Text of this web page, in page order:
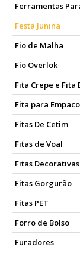
Ferramentas
Festa Junina
Fio de Malha
Fio Overlok
Fita Crepe e Fita
Fita para
Fitas De Cetim
Fitas de Voal
Fitas Decorativas
Fitas Gorgurão
Fitas PET
Forro de Bolso
Furadores